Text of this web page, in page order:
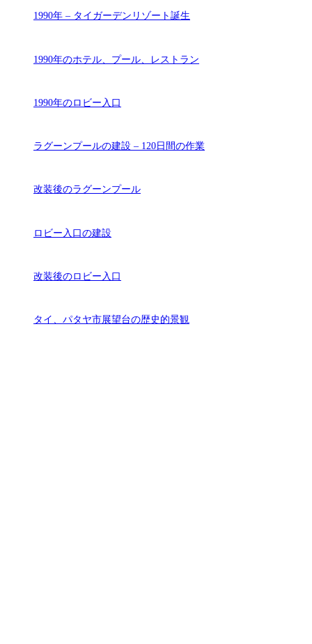
1990年 – タイガーデンリゾート誕生
1990年のホテル、プール、レストラン
1990年のロビー入口
ラグーンプールの建設 – 120日間の作業
改装後のラグーンプール
ロビー入口の建設
改装後のロビー入口
タイ、パタヤ市展望台の歴史的景観